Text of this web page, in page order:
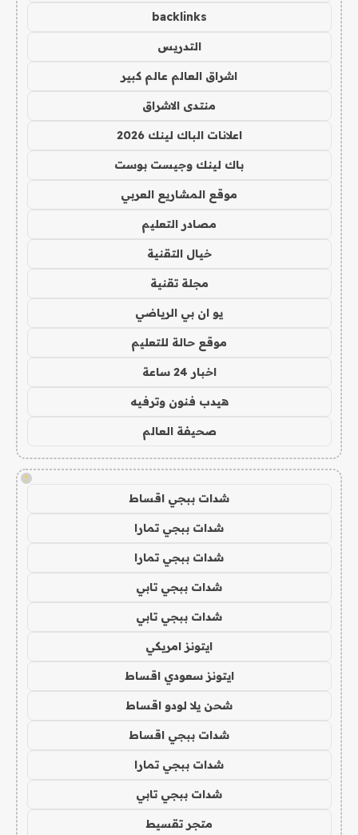
backlinks
التدريس
اشراق العالم عالم كبير
منتدى الاشراق
اعلانات الباك لينك 2026
باك لينك وجيست بوست
موقع المشاريع العربي
مصادر التعليم
خيال التقنية
مجلة تقنية
يو ان بي الرياضي
موقع حالة للتعليم
اخبار 24 ساعة
هيدب فنون وترفيه
صحيفة العالم
!
شدات ببجي اقساط
شدات ببجي تمارا
شدات ببجي تمارا
شدات ببجي تابي
شدات ببجي تابي
ايتونز امريكي
ايتونز سعودي اقساط
شحن يلا لودو اقساط
شدات ببجي اقساط
شدات ببجي تمارا
شدات ببجي تابي
متجر تقسيط